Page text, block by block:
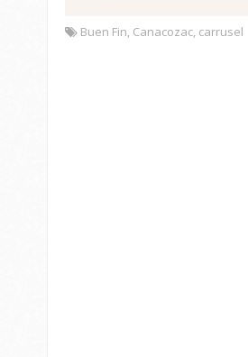
Buen Fin, Canacozac, carrusel